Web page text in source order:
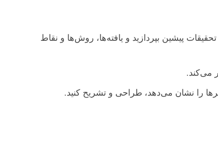
پیشین بپردازید و یافته‌ها، روش‌ها و نقاط
می‌کند.
را نشان می‌دهد، طراحی و تشریح کنید.